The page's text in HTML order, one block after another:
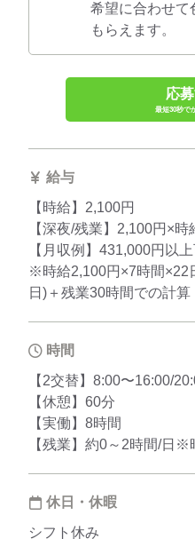
希望に合わせて
もらえます。
応
最短30秒で
給与
【時給】2,100円
【深夜/残業】2,100円×
【月収例】431,000円以
※時給2,100円×7時間×22
日)＋残業30時間での計算
時間
【2交替】8:00〜16:00/
【休憩】60分
【実働】8時間
【残業】約0～2時間/日※
休日・休暇
シフト休み